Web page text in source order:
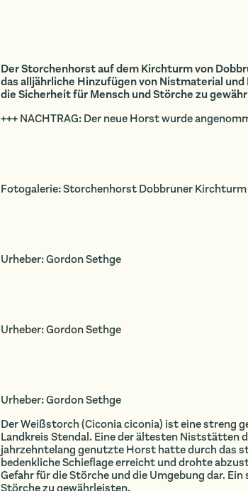
Der Storchenhorst auf dem Kirchturm von
das alljährliche Hinzufügen von Nistmaterial
die Sicherheit für Mensch und Störche zu
+++ NACHTRAG: Der neue Horst wurde
Fotogalerie: Storchenhorst Dobbruner Kirchturm
Urheber: Gordon Sethge
Urheber: Gordon Sethge
Urheber: Gordon Sethge
Der Weißstorch (Ciconia ciconia) ist eine
Landkreis Stendal. Eine der ältesten Niststätten
jahrzehntelang genutzte Horst hatte durch das
bedenkliche Schieflage erreicht und drohte
Gefahr für die Störche und die Umgebung dar.